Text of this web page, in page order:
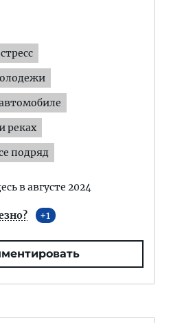
реках
подряд
в августе 2024
1